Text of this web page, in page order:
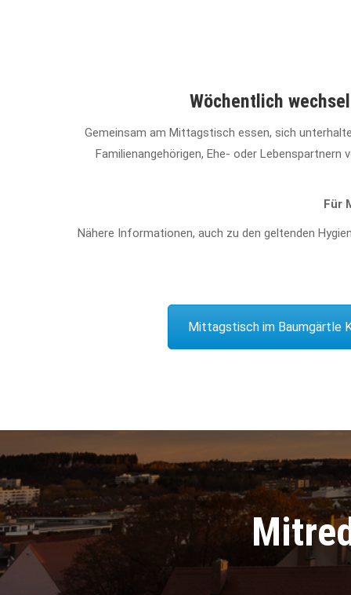
Wöchentlich
Gemeinsam am Mittagstisch essen, sich
Familienangehörigen, Ehe- oder Lebenspartnern
Für
Nähere Informationen, auch zu den geltenden
Mittagstisch im Baumgärtle